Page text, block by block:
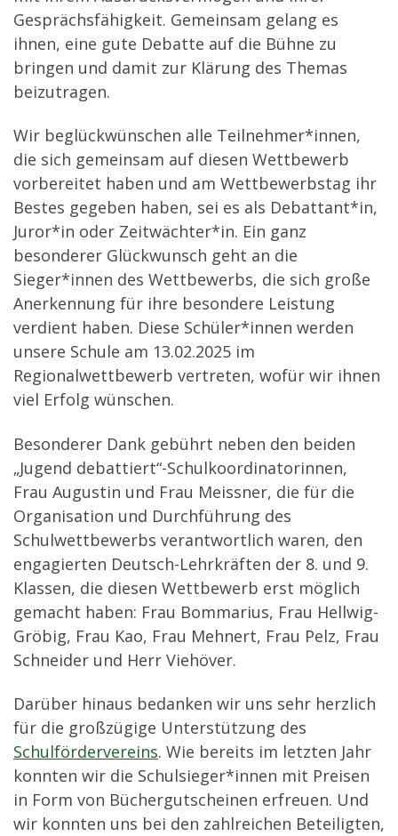
Gesprächsfähigkeit. Gemeinsam gelang es
ihnen, eine gute Debatte auf die Bühne zu
bringen und damit zur Klärung des Themas
beizutragen.
Wir beglückwünschen alle Teilnehmer*innen,
die sich gemeinsam auf diesen Wettbewerb
vorbereitet haben und am Wettbewerbstag ihr
Bestes gegeben haben, sei es als Debattant*in,
Juror*in oder Zeitwächter*in. Ein ganz
besonderer Glückwunsch geht an die
Sieger*innen des Wettbewerbs, die sich große
Anerkennung für ihre besondere Leistung
verdient haben. Diese Schüler*innen werden
unsere Schule am 13.02.2025 im
Regionalwettbewerb vertreten, wofür wir ihnen
viel Erfolg wünschen.
Besonderer Dank gebührt neben den beiden
„Jugend debattiert“-Schulkoordinatorinnen,
Frau Augustin und Frau Meissner, die für die
Organisation und Durchführung des
Schulwettbewerbs verantwortlich waren, den
engagierten Deutsch-Lehrkräften der 8. und 9.
Klassen, die diesen Wettbewerb erst möglich
gemacht haben: Frau Bommarius, Frau Hellwig-
Gröbig, Frau Kao, Frau Mehnert, Frau Pelz, Frau
Schneider und Herr Viehöver.
Darüber hinaus bedanken wir uns sehr herzlich
für die großzügige Unterstützung des
Schulfördervereins. Wie bereits im letzten Jahr
konnten wir die Schulsieger*innen mit Preisen
in Form von Büchergutscheinen erfreuen. Und
wir konnten uns bei den zahlreichen Beteiligten,